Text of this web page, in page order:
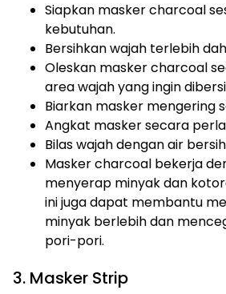
Siapkan masker charcoal
kebutuhan.
Bersihkan wajah terlebih
Oleskan masker charcoal
area wajah yang ingin
Biarkan masker mengering
Angkat masker secara
Bilas wajah dengan air
Masker charcoal bekerja
menyerap minyak dan
ini juga dapat membantu
minyak berlebih dan
pori-pori.
3. Masker Strip